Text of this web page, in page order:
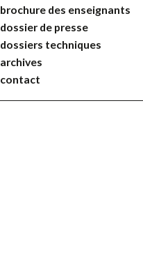
brochure des enseignants
dossier de presse
dossiers techniques
archives
contact